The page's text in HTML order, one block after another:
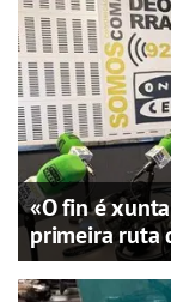
«O fin é
primeira ruta